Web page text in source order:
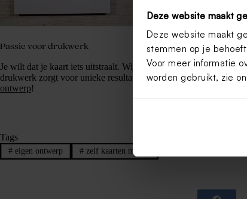
Deze website maakt
Deze website maakt
stemmen op je
Voor meer informatie
worden gebruikt, zie
Passie voor drukwerk
Je wilt dat je kaart iets uitstraalt. Wij van Tadaaz begrijpen dit
drukwerk zorgt voor unieke resultaten. Kondig jouw Happy
ontwerp!
Tags
#eigen ontwerp #zelf kaarten maken